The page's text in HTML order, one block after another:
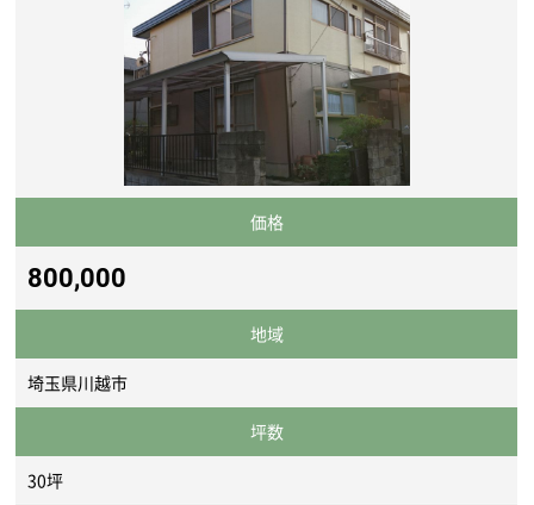
価格
800,000
地域
埼玉県川越市
坪数
30坪